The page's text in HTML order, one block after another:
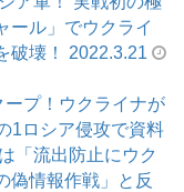
ール」でウクライ
破壊！ 2022.3.21
ープ！ウクライナが
1ロシア侵攻で資料
「流出防止にウク
偽情報作戦」と反